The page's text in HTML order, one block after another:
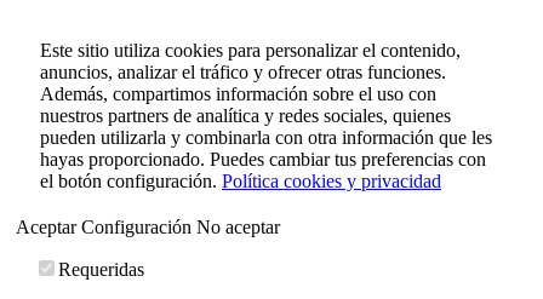
Este sitio utiliza cookies para personalizar el contenido,
anuncios, analizar el tráfico y ofrecer otras funciones.
Además, compartimos información sobre el uso con
nuestros partners de analítica y redes sociales, quienes
pueden utilizarla y combinarla con otra información que les
hayas proporcionado. Puedes cambiar tus preferencias con
el botón configuración. Política cookies y privacidad
AceptarConfiguración No aceptar
Requeridas